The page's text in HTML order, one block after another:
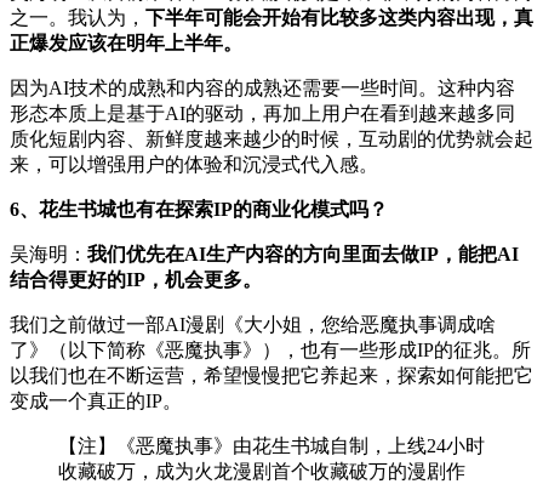
之一。我认为， 下半年可能会开始有比较多这类内容出现，真
正爆发应该在明年上半年。
因为AI技术的成熟和内容的成熟还需要一些时间。这种内容
形态本质上是基于AI的驱动，再加上用户在看到越来越多同
质化短剧内容、新鲜度越来越少的时候，互动剧的优势就会起
来，可以增强用户的体验和沉浸式代入感。
6、花生书城也有在探索IP的商业化模式吗？
吴海明： 我们优先在AI生产内容的方向里面去做IP，能把AI
结合得更好的IP，机会更多。
我们之前做过一部AI漫剧《大小姐，您给恶魔执事调成啥
了》（以下简称《恶魔执事》），也有一些形成IP的征兆。所
以我们也在不断运营，希望慢慢把它养起来，探索如何能把它
变成一个真正的IP。
【注】《恶魔执事》由花生书城自制，上线24小时
收藏破万，成为火龙漫剧首个收藏破万的漫剧作